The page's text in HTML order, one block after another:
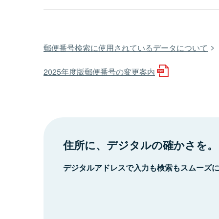
郵便番号検索に使用されているデータについて
2025年度版郵便番号の変更案内
住所に、デジタルの確かさを。
デジタルアドレスで入力も検索もスムーズ